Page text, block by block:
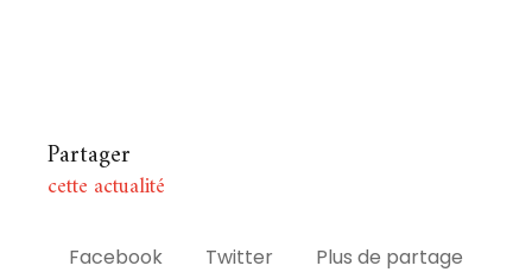
Partager
cette actualité
Facebook Twitter Plus de partage